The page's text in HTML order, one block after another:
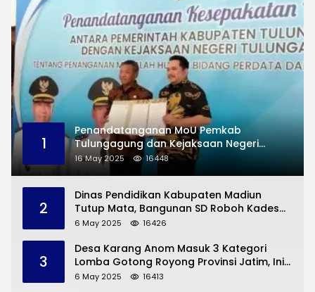
1
Penandatanganan MoU Pemkab
Tulungagung dan Kejaksaan Negeri
Permasalahan Hukum
16 May 2025 16448
2
Dinas Pendidikan Kabupaten Madiun
Tutup Mata, Bangunan SD Roboh Kades
Dermorejo Bangun Pakai Dana Pribadi
6 May 2025 16426
3
Desa Karang Anom Masuk 3 Kategori
Lomba Gotong Royong Provinsi Jatim, Ini
yang Disampaikan Sekda Trenggalek
6 May 2025 16413